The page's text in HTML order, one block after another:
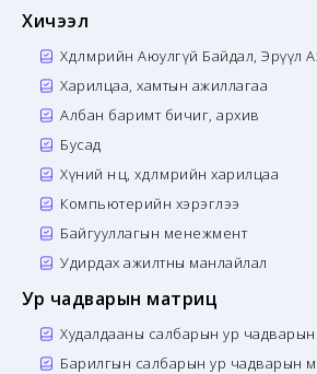
Хичээл
Хөдөлмөрийн Аюулгүй Байдал, Эрүүл
Харилцаа, хамтын ажиллагаа
Албан баримт бичиг, архив
Бусад
Хүний нөөц, хөдөлмөрийн харилцаа
Компьютерийн хэрэглээ
Байгууллагын менежмент
Удирдах ажилтны манлайлал
Ур чадварын матриц
Худалдааны салбарын ур
Барилгын салбарын ур чадварын